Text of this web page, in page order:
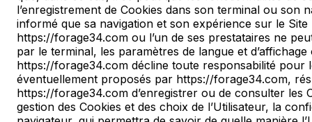
l’enregistrement de Cookies dans son terminal ou son
informé que sa navigation et son expérience sur le
https://forage34.com ou l’un de ses prestataires ne
par le terminal, les paramètres de langue et
https://forage34.com décline toute responsabilité pour
éventuellement proposés par https://forage34.com,
https://forage34.com d’enregistrer ou de consulter les
gestion des Cookies et des choix de l’Utilisateur, la